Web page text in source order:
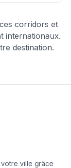
corridors et
internationaux.
destination.
ville grâce